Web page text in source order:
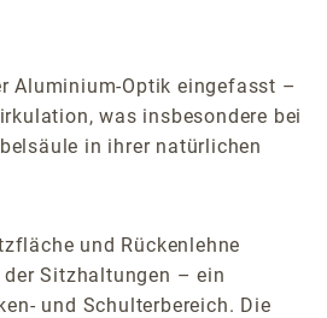
Aluminium-Optik eingefasst –
was insbesondere bei
in ihrer natürlichen
und Rückenlehne
Sitzhaltungen – ein
und Schulterbereich. Die